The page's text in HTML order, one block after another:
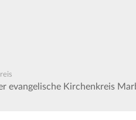
evangelische Kirchenkreis